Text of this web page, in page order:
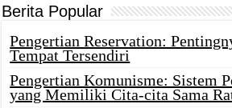
Berita Popular
Pengertian Reservation:
Tempat Tersendiri
Pengertian Komunisme: Sistem
yang Memiliki Cita-cita Sama